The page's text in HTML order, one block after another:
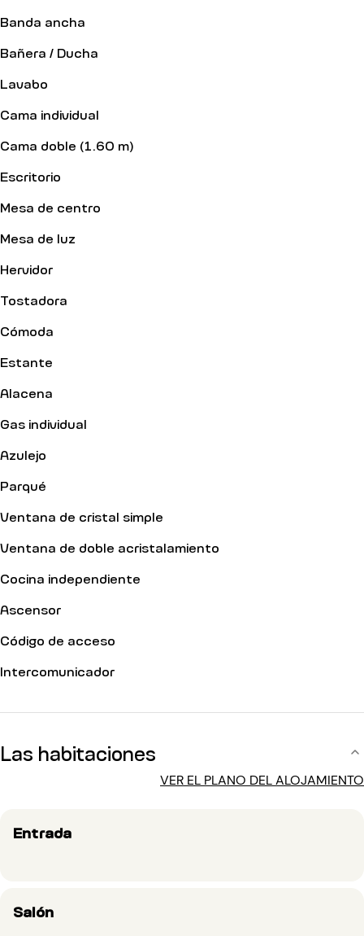
Banda ancha
Bañera / Ducha
Lavabo
Cama individual
Cama doble (1.60 m)
Escritorio
Mesa de centro
Mesa de luz
Hervidor
Tostadora
Cómoda
Estante
Alacena
Gas individual
Azulejo
Parqué
Ventana de cristal simple
Ventana de doble acristalamiento
Cocina independiente
Ascensor
Código de acceso
Intercomunicador
Las habitaciones
VER EL PLANO DEL ALOJAMIENTO
Entrada
Salón